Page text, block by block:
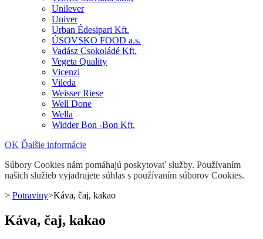
Unilever
Univer
Urban Édesipari Kft.
ÚSOVSKO FOOD a.s.
Vadász Csokoládé Kft.
Vegeta Quality
Vicenzi
Vileda
Weisser Riese
Well Done
Wella
Widder Bon -Bon Kft.
OK Ďalšie informácie
Súbory Cookies nám pomáhajú poskytovať služby. Používaním
našich služieb vyjadrujete súhlas s používaním súborov Cookies.
> Potraviny>Káva, čaj, kakao
Káva, čaj, kakao